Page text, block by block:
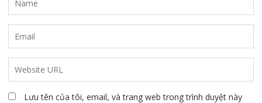
Lưu tên của tôi, email, và trang web trong trình duyệt này